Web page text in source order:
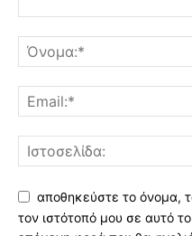
αποθηκεύστε το όνομα,
τον ιστότοπό μου σε αυτό